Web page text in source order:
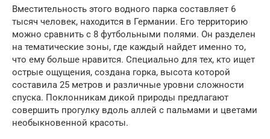
Вместительность этого водного парка составляет 6
тысяч человек, находится в Германии. Его территорию
можно сравнить с 8 футбольными полями. Он разделен
на тематические зоны, где каждый найдет именно то,
что ему больше нравится. Специально для тех, кто ищет
острые ощущения, создана горка, высота которой
составила 25 метров и различные уровни сложности
спуска. Поклонникам дикой природы предлагают
совершить прогулку вдоль аллей с пальмами и цветами
необыкновенной красоты.